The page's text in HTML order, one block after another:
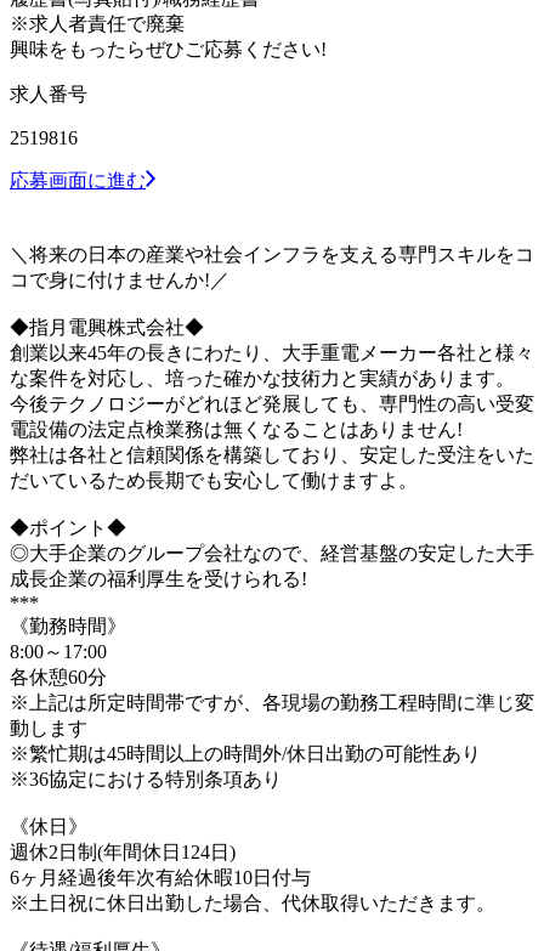
※求人者責任で廃棄
興味をもったらぜひご応募ください!
求人番号
2519816
応募画面に進む
＼将来の日本の産業や社会インフラを支える専門スキルをコ
コで身に付けませんか!／
◆指月電興株式会社◆
創業以来45年の長きにわたり、大手重電メーカー各社と様々
な案件を対応し、培った確かな技術力と実績があります。
今後テクノロジーがどれほど発展しても、専門性の高い受変
電設備の法定点検業務は無くなることはありません!
弊社は各社と信頼関係を構築しており、安定した受注をいた
だいているため長期でも安心して働けますよ。
◆ポイント◆
◎大手企業のグループ会社なので、経営基盤の安定した大手
成長企業の福利厚生を受けられる!
***
《勤務時間》
8:00～17:00
各休憩60分
※上記は所定時間帯ですが、各現場の勤務工程時間に準じ変
動します
※繁忙期は45時間以上の時間外/休日出勤の可能性あり
※36協定における特別条項あり
《休日》
週休2日制(年間休日124日)
6ヶ月経過後年次有給休暇10日付与
※土日祝に休日出勤した場合、代休取得いただきます。